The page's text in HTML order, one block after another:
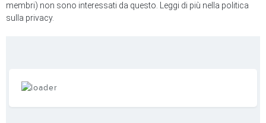
membri) non sono interessati da questo. Leggi di più nella politica
sulla privacy.